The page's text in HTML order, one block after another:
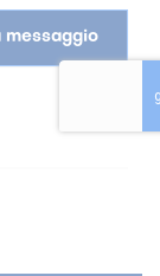
messaggio